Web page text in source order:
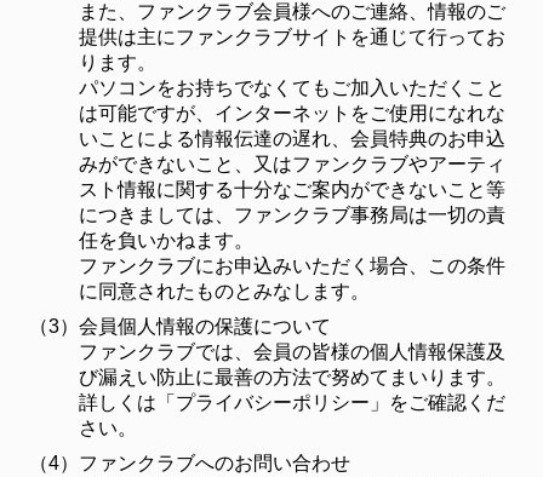
また、ファンクラブ会員様へのご連絡、情報のご
提供は主にファンクラブサイトを通じて行ってお
ります。
パソコンをお持ちでなくてもご加入いただくこと
は可能ですが、インターネットをご使用になれな
いことによる情報伝達の遅れ、会員特典のお申込
みができないこと、又はファンクラブやアーティ
スト情報に関する十分なご案内ができないこと等
につきましては、ファンクラブ事務局は一切の責
任を負いかねます。
ファンクラブにお申込みいただく場合、この条件
に同意されたものとみなします。
（3） 会員個人情報の保護について
ファンクラブでは、会員の皆様の個人情報保護及
び漏えい防止に最善の方法で努めてまいります。
詳しくは「プライバシーポリシー」をご確認くだ
さい。
（4） ファンクラブへのお問い合わせ